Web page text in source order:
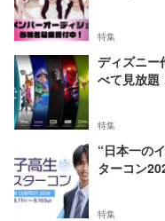
特集
ディズニー
べて見放題
特集
“日本一の
ターコン
特集